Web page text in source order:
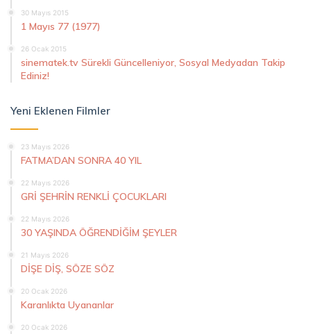
30 Mayıs 2015
1 Mayıs 77 (1977)
26 Ocak 2015
sinematek.tv Sürekli Güncelleniyor, Sosyal Medyadan Takip
Ediniz!
Yeni Eklenen Filmler
23 Mayıs 2026
FATMA’DAN SONRA 40 YIL
22 Mayıs 2026
GRİ ŞEHRİN RENKLİ ÇOCUKLARI
22 Mayıs 2026
30 YAŞINDA ÖĞRENDİĞİM ŞEYLER
21 Mayıs 2026
DİŞE DİŞ, SÖZE SÖZ
20 Ocak 2026
Karanlıkta Uyananlar
20 Ocak 2026